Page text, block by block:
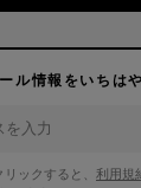
ル情報をいちは
ックすると、 利用規